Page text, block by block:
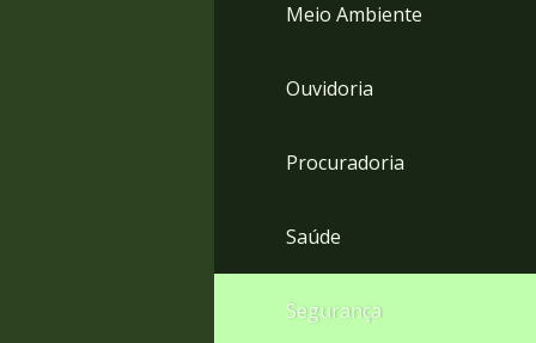
Meio Ambiente
Ouvidoria
Procuradoria
Saúde
Segurança